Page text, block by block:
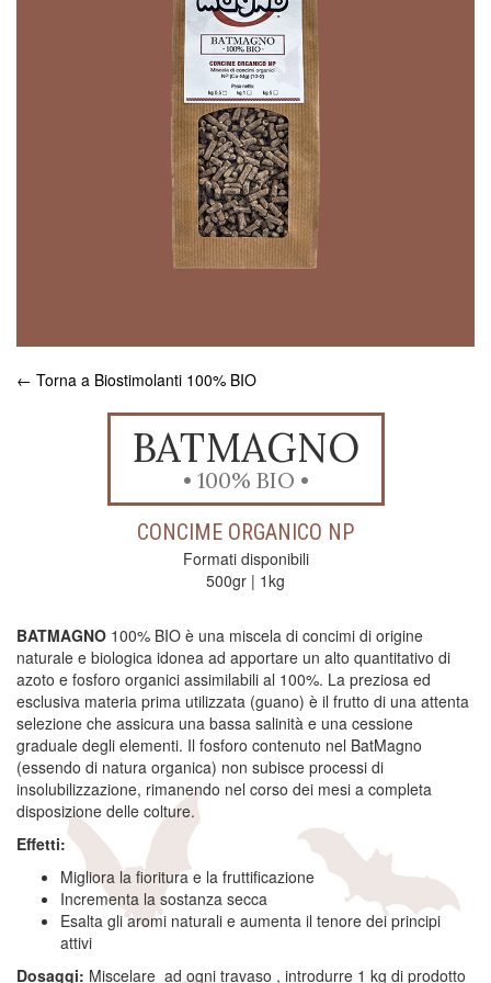
← Torna a Biostimolanti 100% BIO
BATMAGNO
• 100% BIO •
CONCIME ORGANICO NP
Formati disponibili
500gr | 1kg
BATMAGNO 100% BIO è una miscela di concimi di origine
naturale e biologica idonea ad apportare un alto quantitativo di
azoto e fosforo organici assimilabili al 100%. La preziosa ed
esclusiva materia prima utilizzata (guano) è il frutto di una attenta
selezione che assicura una bassa salinità e una cessione
graduale degli elementi. Il fosforo contenuto nel BatMagno
(essendo di natura organica) non subisce processi di
insolubilizzazione, rimanendo nel corso dei mesi a completa
disposizione delle colture.
Effetti:
Migliora la fioritura e la fruttificazione
Incrementa la sostanza secca
Esalta gli aromi naturali e aumenta il tenore dei principi
attivi
Dosaggi: Miscelare ad ogni travaso , introdurre 1 kg di prodotto